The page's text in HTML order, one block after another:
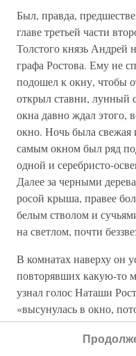
Был, правда,
главе третьей части
Толстого князь Андрей
графа Ростова. Ему не
подошел к окну, чтобы
открыл ставни, лунный
окна давно ждал этого,
окно. Ночь была свежая
самым окном был ряд
одной и серебристо-
Далее за черными
росой крыша, правее
белым стволом и
на светлом, почти
В комнатах наверху он
повторявших какую-то
узнал голос Наташи
«высунулась в окно,
ее платья и даже
луна и ее свет и тени».